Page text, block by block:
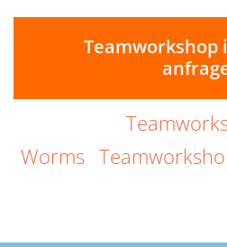
Teamworkshop
Worms